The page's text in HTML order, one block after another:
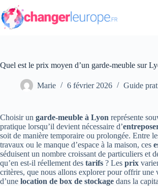
Passer
au
contenu
Quel est le prix moyen d’un garde-meuble sur
Marie 6 février 2026 Guide
Choisir un garde-meuble à Lyon représente
pratique lorsqu’il devient nécessaire d’
soit de manière temporaire ou prolongée. Entre
travaux ou le manque d’espace à la maison, ces
séduisent un nombre croissant de particuliers et
qu’en est-il réellement des tarifs ? Les prix
critères, que nous allons explorer pour offrir une
d’une location de box de stockage dans la